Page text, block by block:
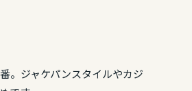
。ジャケパンスタイルやカジ